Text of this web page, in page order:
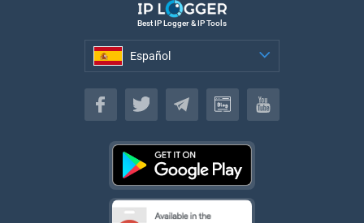
Best IP Logger & IP Tools
Español
Español